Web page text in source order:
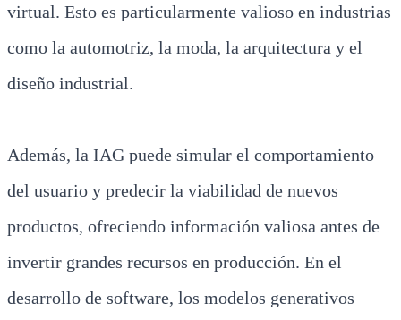
virtual. Esto es particularmente valioso en industrias
como la automotriz, la moda, la arquitectura y el
diseño industrial.
Además, la IAG puede simular el comportamiento
del usuario y predecir la viabilidad de nuevos
productos, ofreciendo información valiosa antes de
invertir grandes recursos en producción. En el
desarrollo de software, los modelos generativos